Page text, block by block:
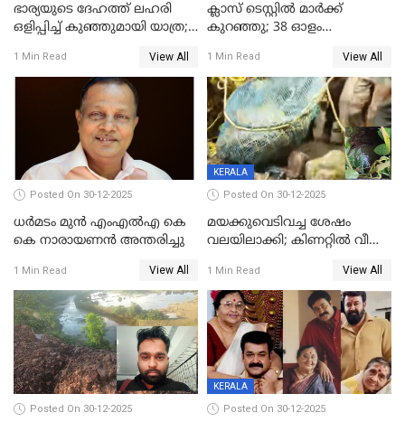
ഭാര്യയുടെ ദേഹത്ത് ലഹരി
ഒളിപ്പിച്ച് കുഞ്ഞുമായി യാത്ര;
പിടികൂടി പൊലീസ്
1 Min Read View All
ക്ലാസ് ടെസ്റ്റിൽ മാർക്ക്
കുറഞ്ഞു; 38 ഓളം
സെന്ററിലെ അധ്യാപകന്‍
മർദിച്ചതായി പരാതി
1 Min Read View All
Posted On 30-12-2025
ധർമടം മുൻ എംഎല്‍എ കെ
കെ നാരായണന്‍ അന്തരിച്ചു
1 Min Read View All
KERALA
Posted On 30-12-2025
മയക്കുവെടിവച്ച ശേഷം
വലയിലാക്കി; കിണറ്റിൽ വീണ
1 Min Read View All
Posted On 30-12-2025
KERALA
Posted On 30-12-2025